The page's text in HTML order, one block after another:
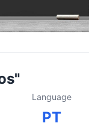
Language
PT